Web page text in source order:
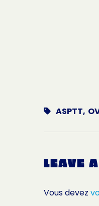
ASPTT,
LEAVE
Vous devez